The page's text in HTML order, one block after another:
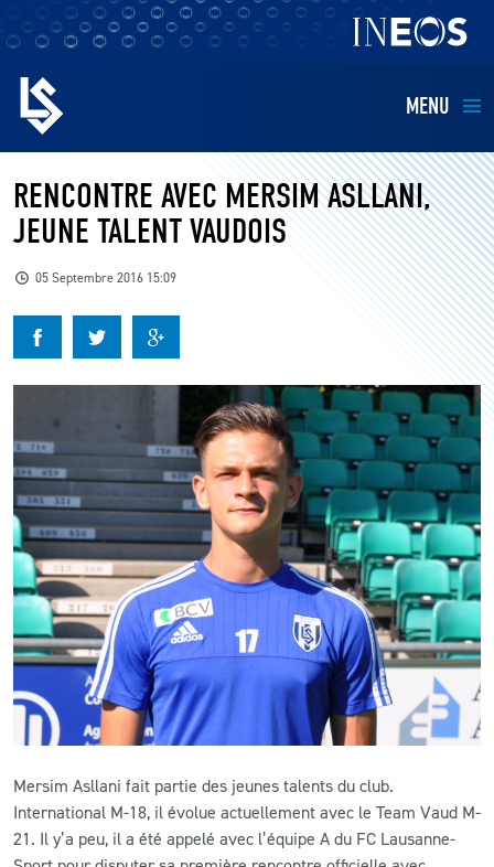
MENU
EQUIPES
BILLETTERIE
KIDS
BUSINESS
RESTAURATION
CLUB
CONTACT
ACTUALITÉS
LS E-SHOP
MATCH DES CELEBRITES
RENCONTRE AVEC MERSIM ASLLANI,
JEUNE TALENT VAUDOIS
05 Septembre 2016 15:09
Mersim Asllani fait partie des jeunes talents du club.
International M-18, il évolue actuellement avec le Team Vaud M-
21. Il y’a peu, il a été appelé avec l’équipe A du FC Lausanne-